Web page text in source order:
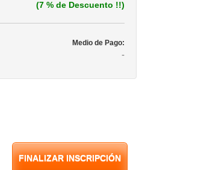
(7 % de Descuento !!)
Medio de Pago:
-
FINALIZAR INSCRIPCIÓN